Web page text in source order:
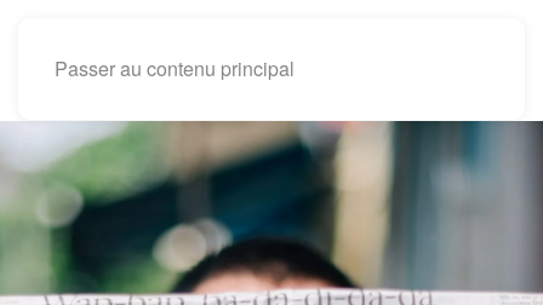
Passer au contenu principal